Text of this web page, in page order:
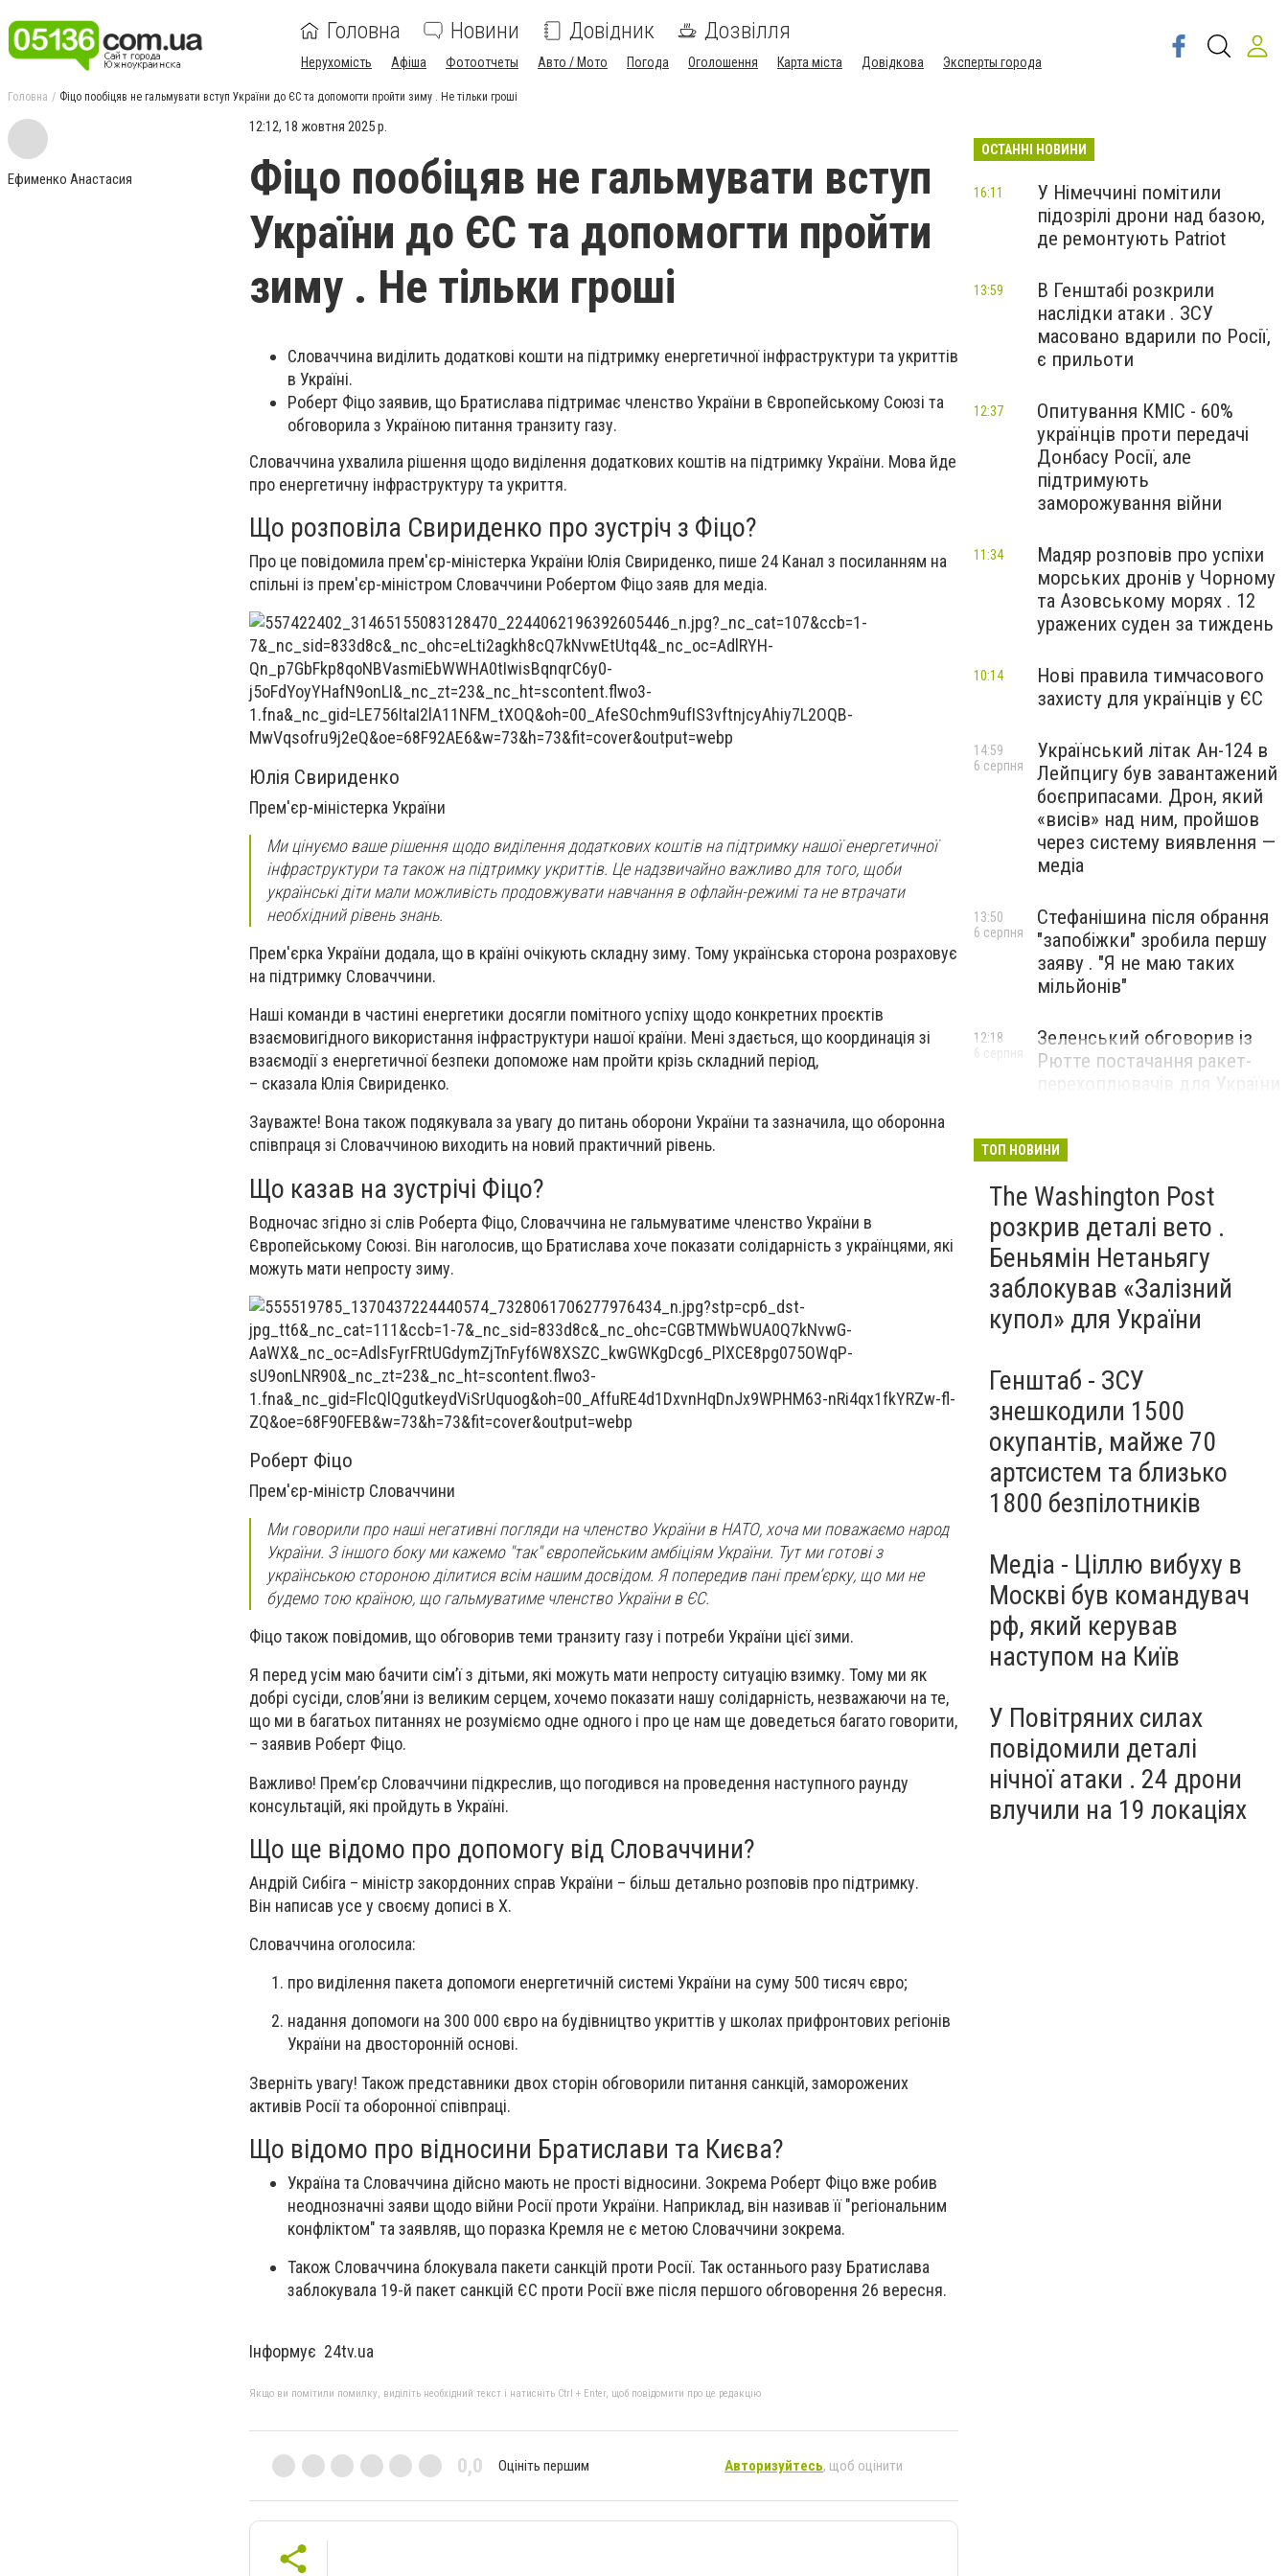
Головна Новини Довідник Дозвілля
Нерухомість Афіша Фотоотчеты Авто / Мото Погода Оголошення Карта міста Довідкова Эксперты города
Головна Фіцо пообіцяв не гальмувати вступ України до ЄС та допомогти пройти зиму . Не тільки гроші
Ефименко Анастасия
12:12, 18 жовтня 2025 р.
Фіцо пообіцяв не гальмувати вступ
України до ЄС та допомогти пройти
зиму . Не тільки гроші
Словаччина виділить додаткові кошти на підтримку енергетичної інфраструктури та укриттів
в Україні.
Роберт Фіцо заявив, що Братислава підтримає членство України в Європейському Союзі та
обговорила з Україною питання транзиту газу.
Словаччина ухвалила рішення щодо виділення додаткових коштів на підтримку України. Мова йде
про енергетичну інфраструктуру та укриття.
Що розповіла Свириденко про зустріч з Фіцо?
Про це повідомила прем'єр-міністерка України Юлія Свириденко, пише 24 Канал з посиланням на
спільні із прем'єр-міністром Словаччини Робертом Фіцо заяв для медіа.
Юлія Свириденко
Прем'єр-міністерка України
Ми цінуємо ваше рішення щодо виділення додаткових коштів на підтримку нашої енергетичної
інфраструктури та також на підтримку укриттів. Це надзвичайно важливо для того, щоби
українські діти мали можливість продовжувати навчання в офлайн-режимі та не втрачати
необхідний рівень знань.
Прем'єрка України додала, що в країні очікують складну зиму. Тому українська сторона розраховує
на підтримку Словаччини.
Наші команди в частині енергетики досягли помітного успіху щодо конкретних проєктів
взаємовигідного використання інфраструктури нашої країни. Мені здається, що координація зі
взаємодії з енергетичної безпеки допоможе нам пройти крізь складний період,
– сказала Юлія Свириденко.
Зауважте! Вона також подякувала за увагу до питань оборони України та зазначила, що оборонна
співпраця зі Словаччиною виходить на новий практичний рівень.
Що казав на зустрічі Фіцо?
Водночас згідно зі слів Роберта Фіцо, Словаччина не гальмуватиме членство України в
Європейському Союзі. Він наголосив, що Братислава хоче показати солідарність з українцями, які
можуть мати непросту зиму.
Роберт Фіцо
Прем'єр-міністр Словаччини
Ми говорили про наші негативні погляди на членство України в НАТО, хоча ми поважаємо народ
України. З іншого боку ми кажемо "так" європейським амбіціям України. Тут ми готові з
українською стороною ділитися всім нашим досвідом. Я попередив пані премʼєрку, що ми не
будемо тою країною, що гальмуватиме членство України в ЄС.
Фіцо також повідомив, що обговорив теми транзиту газу і потреби України цієї зими.
Я перед усім маю бачити сімʼї з дітьми, які можуть мати непросту ситуацію взимку. Тому ми як
добрі сусіди, словʼяни із великим серцем, хочемо показати нашу солідарність, незважаючи на те,
що ми в багатьох питаннях не розуміємо одне одного і про це нам ще доведеться багато говорити,
– заявив Роберт Фіцо.
Важливо! Премʼєр Словаччини підкреслив, що погодився на проведення наступного раунду
консультацій, які пройдуть в Україні.
Що ще відомо про допомогу від Словаччини?
Андрій Сибіга – міністр закордонних справ України – більш детально розповів про підтримку.
Він написав усе у своєму дописі в Х.
Словаччина оголосила:
про виділення пакета допомоги енергетичній системі України на суму 500 тисяч євро;
надання допомоги на 300 000 євро на будівництво укриттів у школах прифронтових регіонів
України на двосторонній основі.
Зверніть увагу! Також представники двох сторін обговорили питання санкцій, заморожених
активів Росії та оборонної співпраці.
Що відомо про відносини Братислави та Києва?
Україна та Словаччина дійсно мають не прості відносини. Зокрема Роберт Фіцо вже робив
неоднозначні заяви щодо війни Росії проти України. Наприклад, він називав її "регіональним
конфліктом" та заявляв, що поразка Кремля не є метою Словаччини зокрема.
Також Словаччина блокувала пакети санкцій проти Росії. Так останнього разу Братислава
заблокувала 19-й пакет санкцій ЄС проти Росії вже після першого обговорення 26 вересня.
Інформує 24tv.ua
Якщо ви помітили помилку, виділіть необхідний текст і натисніть Ctrl + Enter, щоб повідомити про це редакцію
0,0 Оцініть першим Авторизуйтесь, щоб оцінити
ОСТАННІ НОВИНИ
У Німеччині помітили
підозрілі дрони над базою,
де ремонтують Patriot
16:11
В Генштабі розкрили
наслідки атаки . ЗСУ
масовано вдарили по Росії,
є прильоти
13:59
Опитування КМІС - 60%
українців проти передачі
Донбасу Росії, але
підтримують
заморожування війни
12:37
Мадяр розповів про успіхи
морських дронів у Чорному
та Азовському морях . 12
уражених суден за тиждень
11:34
Нові правила тимчасового
захисту для українців у ЄС
10:14
Український літак Ан-124 в
Лейпцигу був завантажений
боєприпасами. Дрон, який
«висів» над ним, пройшов
через систему виявлення —
медіа
14:59
6 серпня
Стефанішина після обрання
"запобіжки" зробила першу
заяву . "Я не маю таких
мільйонів"
13:50
6 серпня
Зеленський обговорив із
Рютте постачання ракет-
перехоплювачів для України
12:18
6 серпня
ТОП НОВИНИ
The Washington Post
розкрив деталі вето .
Беньямін Нетаньягу
заблокував «Залізний
купол» для України
Генштаб - ЗСУ
знешкодили 1500
окупантів, майже 70
артсистем та близько
1800 безпілотників
Медіа - Ціллю вибуху в
Москві був командувач
рф, який керував
наступом на Київ
У Повітряних силах
повідомили деталі
нічної атаки . 24 дрони
влучили на 19 локаціях